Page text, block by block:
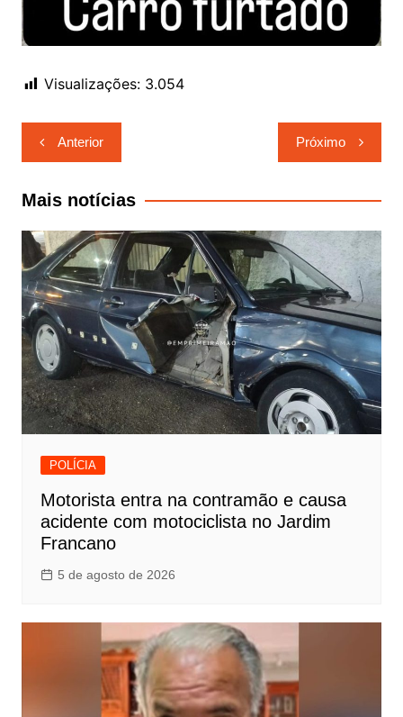
Visualizações: 3.054
Navegação
de
Post
Anterior Próximo
Mais notícias
POLÍCIA
Motorista entra na contramão e causa
acidente com motociclista no Jardim
Francano
5 de agosto de 2026